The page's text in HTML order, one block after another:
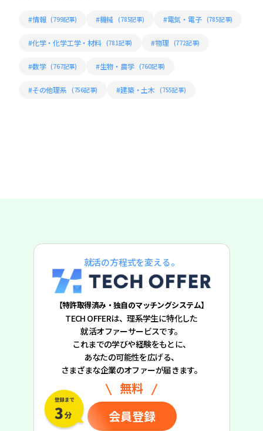
#情報 (799記事) #機械 (785記事) #電気・電子 (785記事)
#化学・化学工学・材料 (781記事) #物理 (772記事)
#数学 (767記事) #生物・農学 (760記事)
#その他理系 (756記事) #建築・土木 (755記事)
就活の方程式を変える。
【特許取得済み・独自のマッチングシステム】
TECH OFFERは、理系学生に特化した
就活オファーサービスです。
これまでの学びや経験をもとに、
あなたの可能性を広げる、
さまざまな企業のオファーが届きます。
無料
会員登録